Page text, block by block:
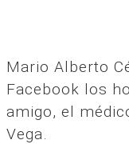
Mario Alberto
Facebook los
amigo, el
Vega.